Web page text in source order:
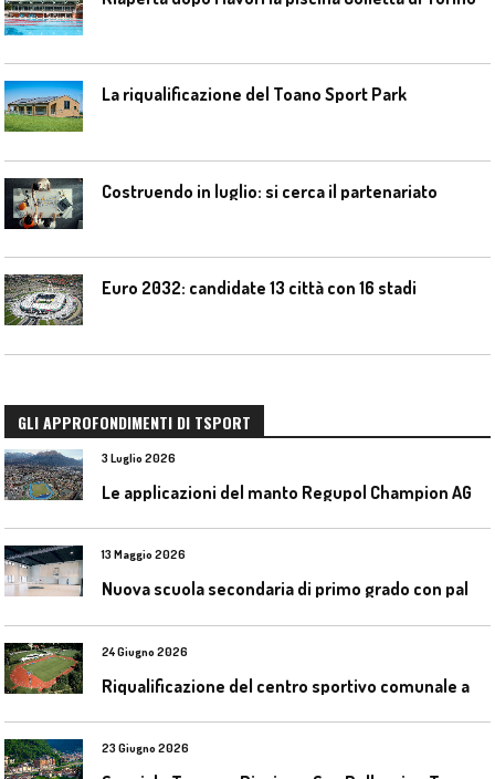
La riqualificazione del Toano Sport Park
Costruendo in luglio: si cerca il partenariato
Euro 2032: candidate 13 città con 16 stadi
GLI APPROFONDIMENTI DI TSPORT
3 Luglio 2026
13 Maggio 2026
24 Giugno 2026
23 Giugno 2026